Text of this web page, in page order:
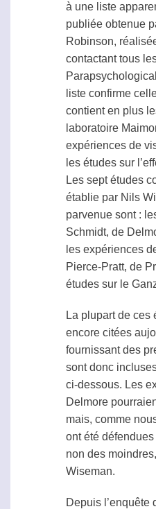
à une liste
publiée obtenue
Robinson,
contactant tous
liste confirme
contient en plus
laboratoire
expériences de
les études sur l’
Les sept études
établie par Nils
parvenue sont :
Schmidt, de
les expériences
Pierce-Pratt, de
études sur le
La plupart de ces
encore citées
fournissant des
sont donc
ci-dessous. Les
Delmore
mais, comme
ont été
non des
Wiseman.
Depuis l’enquête